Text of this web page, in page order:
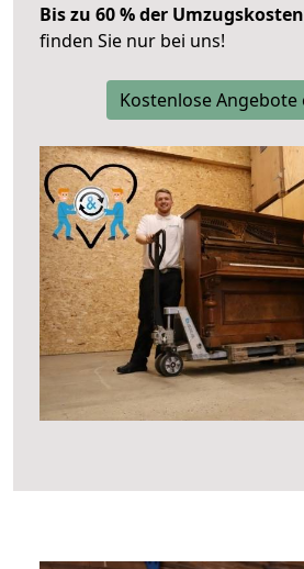
Bis zu 60 % der
finden Sie nur bei uns!
Kostenlose Angebote